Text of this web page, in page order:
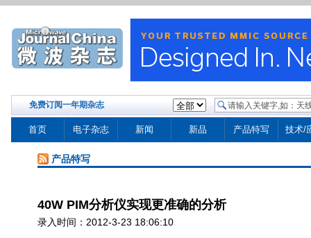
免费订阅一年期杂志
首页 电子杂志 新闻 新品 产品特写 技术/
产品特写
40W PIM分析仪实现更准确的分析
录入时间：2012-3-23 18:06:10